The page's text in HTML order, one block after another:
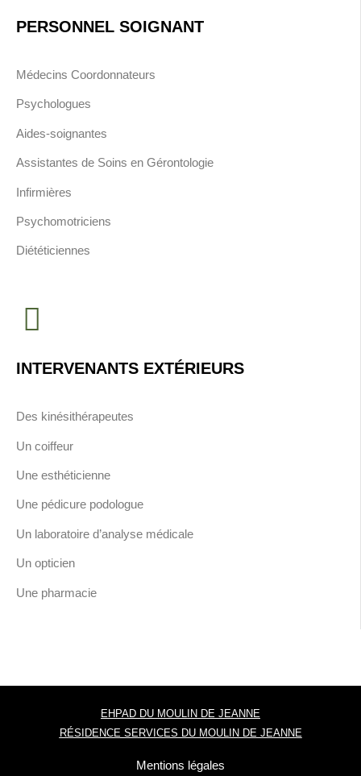
PERSONNEL SOIGNANT
Médecins Coordonnateurs
Psychologues
Aides-soignantes
Assistantes de Soins en Gérontologie
Infirmières
Psychomotriciens
Diététiciennes
INTERVENANTS EXTÉRIEURS
Des kinésithérapeutes
Un coiffeur
Une esthéticienne
Une pédicure podologue
Un laboratoire d’analyse médicale
Un opticien
Une pharmacie
EHPAD DU MOULIN DE JEANNE
RÉSIDENCE SERVICES DU MOULIN DE JEANNE
Mentions légales